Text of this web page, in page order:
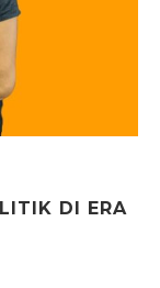
DI ERA